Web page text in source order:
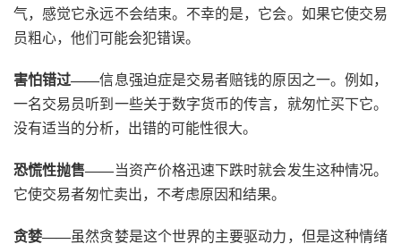
气，感觉它永远不会结束。不幸的是，它会。如果它使交易
员粗心，他们可能会犯错误。
害怕错过——信息强迫症是交易者赔钱的原因之一。例如，
一名交易员听到一些关于数字货币的传言，就匆忙买下它。
没有适当的分析，出错的可能性很大。
恐慌性抛售——当资产价格迅速下跌时就会发生这种情况。
它使交易者匆忙卖出，不考虑原因和结果。
贪婪——虽然贪婪是这个世界的主要驱动力，但是这种情绪